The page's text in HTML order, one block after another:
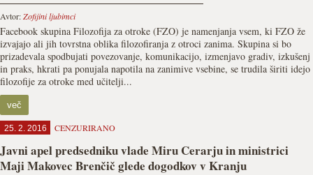
Avtor:Zofijini ljubimci
Facebook skupina Filozofija za otroke (FZO) je namenjanja vsem, ki FZO že
izvajajo ali jih tovrstna oblika filozofiranja z otroci zanima. Skupina si bo
prizadevala spodbujati povezovanje, komunikacijo, izmenjavo gradiv, izkušenj
in praks, hkrati pa ponujala napotila na zanimive vsebine, se trudila širiti idejo
filozofije za otroke med učitelji...
več
25. 2. 2016 CENZURIRANO
Javni apel predsedniku vlade Miru Cerarju in ministrici
Maji Makovec Brenčič glede dogodkov v Kranju